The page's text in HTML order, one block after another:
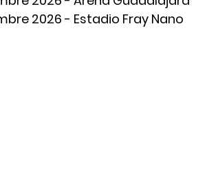
2026 - Estadio Fray Nano